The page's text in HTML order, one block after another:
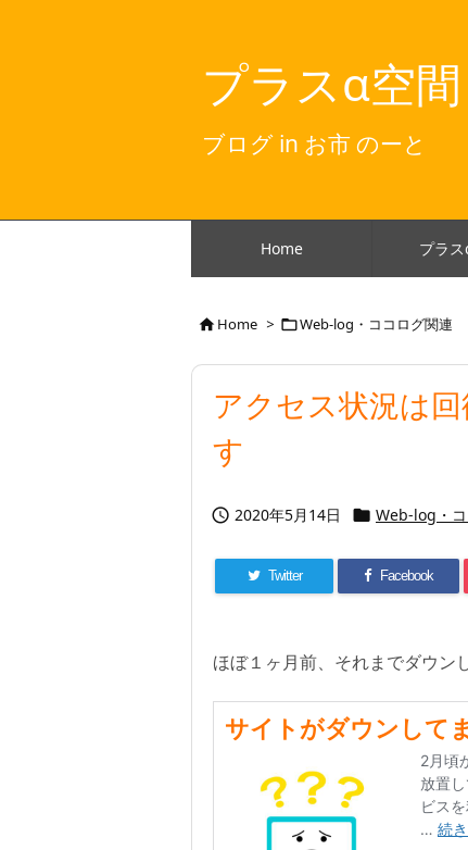
プラスα空間
ブログ in お市 のーと
Home プラ
Home > Web-log・ココログ関連
アクセス状況は
す
 2020年5月14日  Web-log・
Twitter Facebook
ほぼ１ヶ月前、それまでダウン